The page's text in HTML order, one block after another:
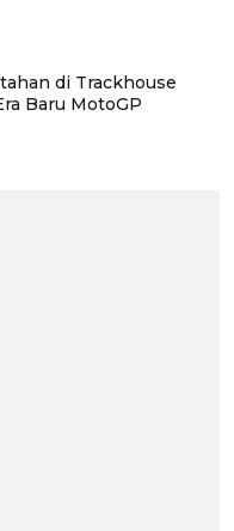
di Trackhouse
Baru MotoGP